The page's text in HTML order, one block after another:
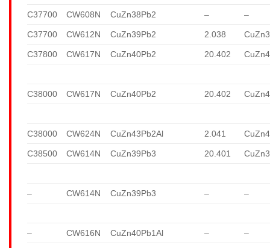
C37700 CW608N CuZn38Pb2 – –
C37700 CW612N CuZn39Pb2 2.038
C37800 CW617N CuZn40Pb2 20.402
C38000 CW617N CuZn40Pb2 20.402
C38000 CW624N CuZn43Pb2Al 2.041
C38500 CW614N CuZn39Pb3 20.401
– CW614N CuZn39Pb3 – –
– CW616N CuZn40Pb1Al – –